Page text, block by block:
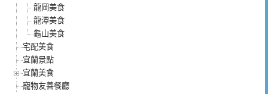
龍岡美食
龍潭美食
龜山美食
宅配美食
宜蘭景點
宜蘭美食
寵物友善餐廳